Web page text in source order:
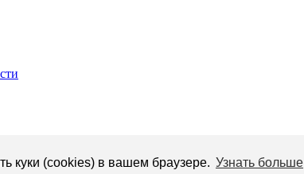
куки (cookies) в вашем браузере. Узнать больше